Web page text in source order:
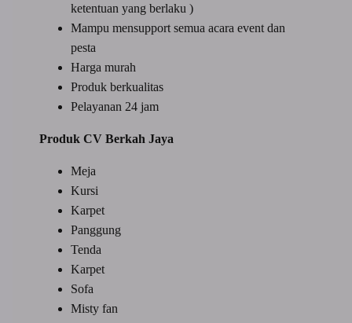
ketentuan yang berlaku )
Mampu mensupport semua acara event dan
pesta
Harga murah
Produk berkualitas
Pelayanan 24 jam
Produk CV Berkah Jaya
Meja
Kursi
Karpet
Panggung
Tenda
Karpet
Sofa
Misty fan